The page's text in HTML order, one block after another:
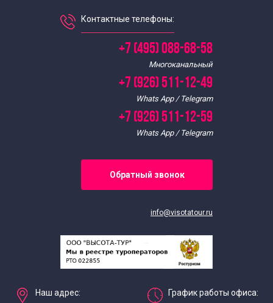
Экскурсии для школьников в сентябре
Контактные телефоны:
+7 (495) 088-68-58
Многоканальный
+7 (926) 511-12-49
Whats App / Telegram
+7 (926) 511-12-59
Whats App / Telegram
Обратный звонок
info@visotatour.ru
Наш адрес: График работы офиса: